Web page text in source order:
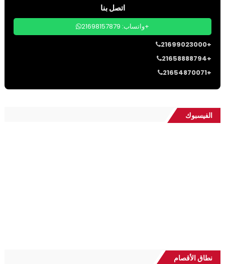
اتصل بنا
واتساب: 21698157879+
21699023000+
21658888794+
21654870071+
الفيسبوك
نطاق الأقصام